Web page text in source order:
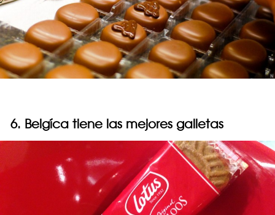
6. Belgíca tiene las mejores galletas